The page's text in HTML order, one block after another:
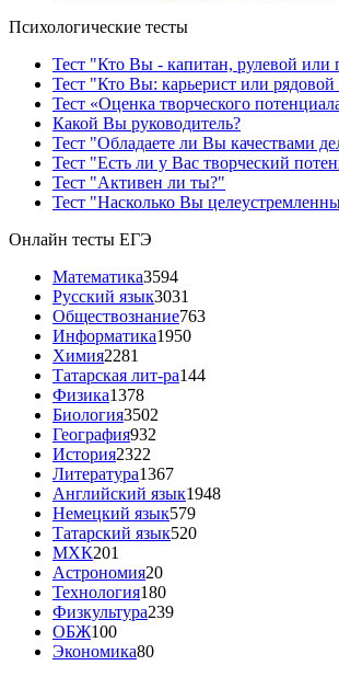
Психологические тесты
Тест "Кто Вы - капитан, рулевой или
Тест "Кто Вы: карьерист или рядовой
Тест «Оценка творческого
Какой Вы руководитель?
Тест "Обладаете ли Вы качествами
Тест "Есть ли у Вас творческий
Тест "Активен ли ты?"
Тест "Насколько Вы
Онлайн тесты ЕГЭ
Математика3594
Русский язык3031
Обществознание763
Информатика1950
Химия2281
Татарская лит-ра144
Физика1378
Биология3502
География932
История2322
Литература1367
Английский язык1948
Немецкий язык579
Татарский язык520
МХК201
Астрономия20
Технология180
Физкультура239
ОБЖ100
Экономика80